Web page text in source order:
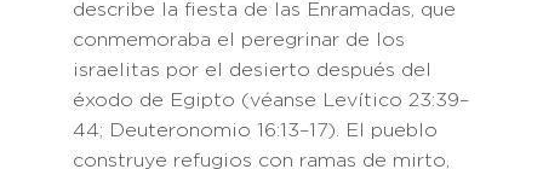
describe la fiesta de las Enramadas, que
conmemoraba el peregrinar de los
israelitas por el desierto después del
éxodo de Egipto (véanse Levítico 23:39–
44; Deuteronomio 16:13–17). El pueblo
construye refugios con ramas de mirto,